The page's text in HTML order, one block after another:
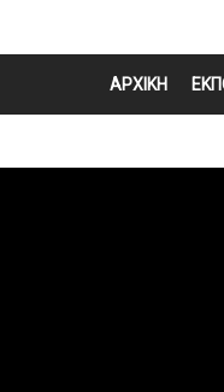
ΑΡΧΙΚΗ